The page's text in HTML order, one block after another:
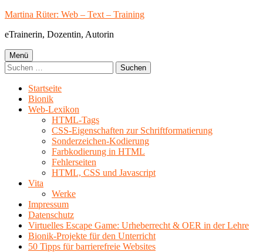
Springe
Inhalt
Martina Rüter: Web – Text – Training
eTrainerin, Dozentin, Autorin
Primäres
Menü
Menü
Suchen
nach:
Startseite
Bionik
Web-Lexikon
HTML-Tags
CSS-Eigenschaften zur Schriftformatierung
Sonderzeichen-Kodierung
Farbkodierung in HTML
Fehlerseiten
HTML, CSS und Javascript
Vita
Werke
Impressum
Datenschutz
Virtuelles Escape Game: Urheberrecht & OER in der Lehre
Bionik-Projekte für den Unterricht
50 Tipps für barrierefreie Websites